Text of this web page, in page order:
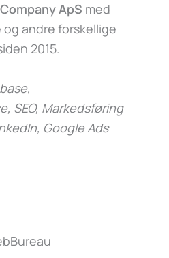
ApS med
andre forskellige
2015.
SEO, Markedsføring
Google Ads